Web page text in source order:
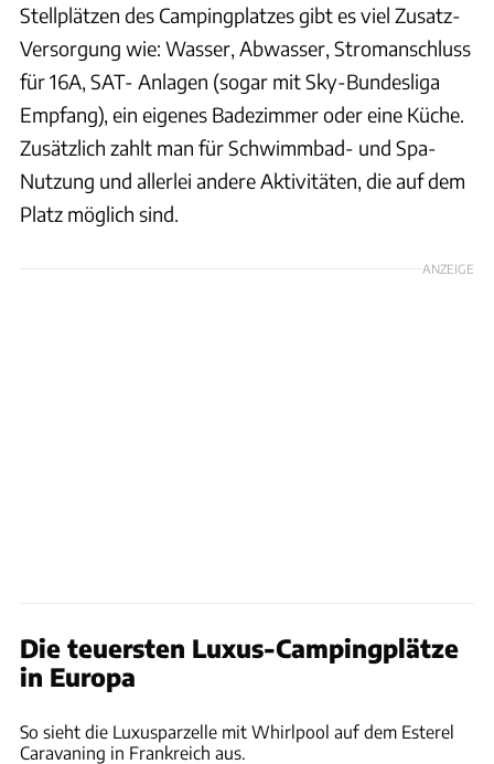
Stellplätzen des Campingplatzes gibt es viel Zusatz-
Versorgung wie: Wasser, Abwasser, Stromanschluss
für 16A, SAT- Anlagen (sogar mit Sky-Bundesliga
Empfang), ein eigenes Badezimmer oder eine Küche.
Zusätzlich zahlt man für Schwimmbad- und Spa-
Nutzung und allerlei andere Aktivitäten, die auf dem
Platz möglich sind.
ANZEIGE
Die teuersten Luxus-Campingplätze
in Europa
So sieht die Luxusparzelle mit Whirlpool auf dem Esterel
Caravaning in Frankreich aus.